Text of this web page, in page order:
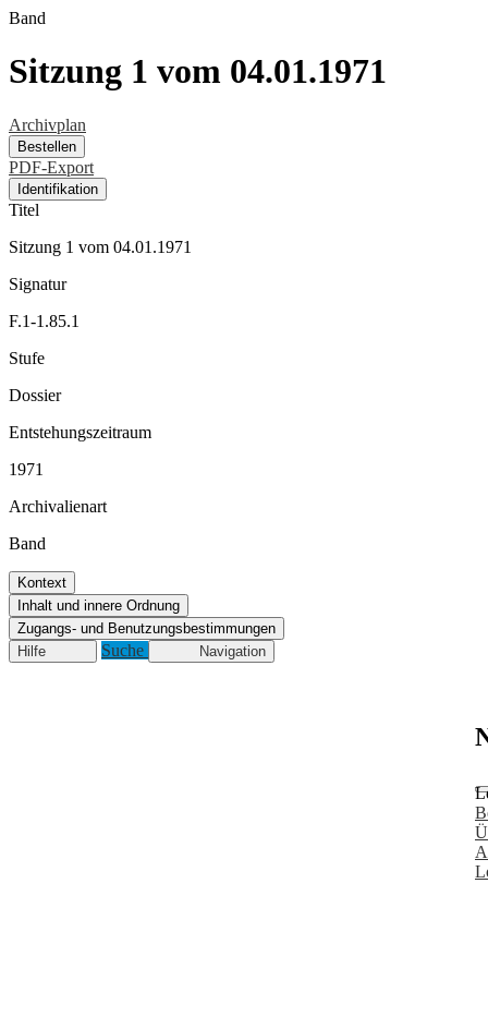
Band
Sitzung 1 vom 04.01.1971
Archivplan
Bestellen
PDF-Export
Identifikation
Titel
Sitzung 1 vom 04.01.1971
Signatur
F.1-1.85.1
Stufe
Dossier
Entstehungszeitraum
1971
Archivalienart
Band
Kontext
Inhalt und innere Ordnung
Zugangs- und Benutzungsbestimmungen
Hilfe
Suche Navigation